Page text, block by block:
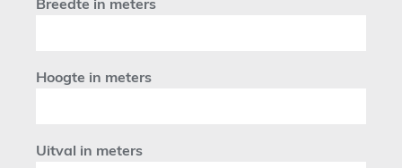
Hoogte in meters
Uitval in meters